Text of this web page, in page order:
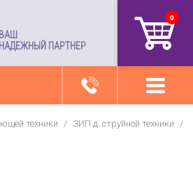
ВАШ
НАДЕЖНЫЙ ПАРТНЕР
0
техники / ЗИП д. струйной техники /